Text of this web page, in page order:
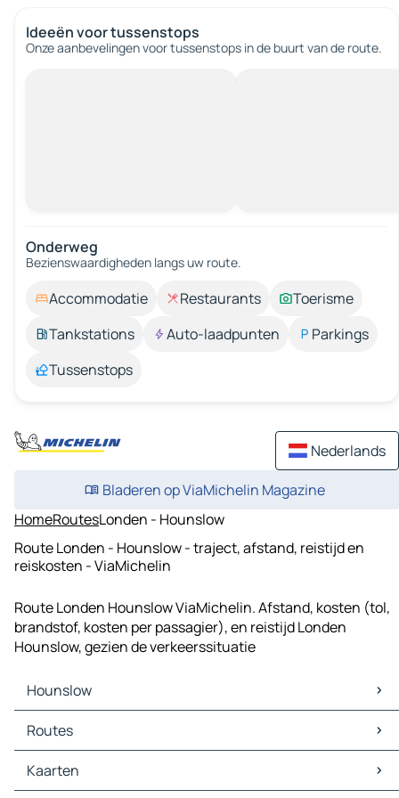
Ideeën voor tussenstops
Onze aanbevelingen voor tussenstops in de buurt van de route.
Onderweg
Bezienswaardigheden langs uw route.
Accommodatie Restaurants
Toerisme
Tankstations
Auto-laadpunten
Parkings
Tussenstops
Nederlands
Bladeren op ViaMichelin Magazine
HomeRoutesLonden - Hounslow
Route Londen - Hounslow - traject, afstand, reistijd en
reiskosten - ViaMichelin
Route Londen Hounslow ViaMichelin. Afstand, kosten (tol,
brandstof, kosten per passagier), en reistijd Londen
Hounslow, gezien de verkeerssituatie
Hounslow
Hounslow Kaarten
Hounslow Verkeer
Hounslow Hotels
Hounslow Restaurants
Routes
Routes Hounslow - Londen
Routes Hounslow - Ealing
Kaarten